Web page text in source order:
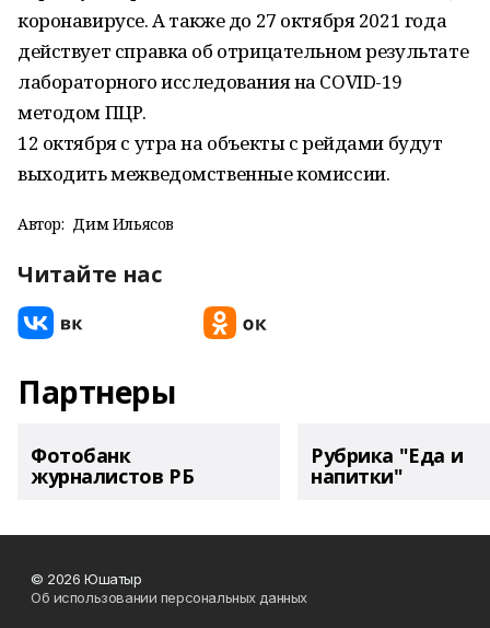
коронавирусе. А также до 27 октября 2021 года
действует справка об отрицательном результате
лабораторного исследования на COVID-19
методом ПЦР.
12 октября с утра на объекты с рейдами будут
выходить межведомственные комиссии.
Автор: Дим Ильясов
Читайте нас
Партнеры
Фотобанк
журналистов РБ
Рубрика "Еда и
напитки"
© 2026 Юшатыр
Об использовании персональных данных